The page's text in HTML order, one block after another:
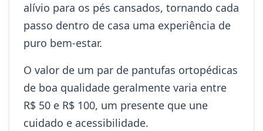
alívio para os pés cansados, tornando cada
passo dentro de casa uma experiência de
puro bem-estar.
O valor de um par de pantufas ortopédicas
de boa qualidade geralmente varia entre
R$ 50 e R$ 100, um presente que une
cuidado e acessibilidade.